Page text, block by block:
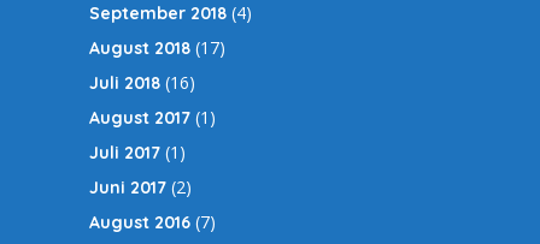
September 2018 (4)
August 2018 (17)
Juli 2018 (16)
August 2017 (1)
Juli 2017 (1)
Juni 2017 (2)
August 2016 (7)